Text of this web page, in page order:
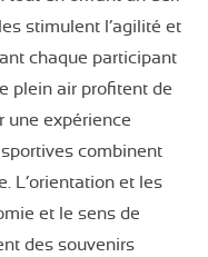
stimulent l’agilité et
chaque participant
plein air profitent de
une expérience
combinent
L’orientation et les
et le sens de
des souvenirs